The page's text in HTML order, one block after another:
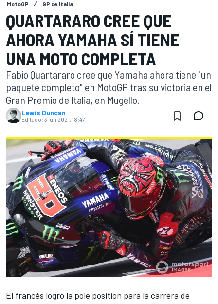
MotoGP GP de Italia
QUARTARARO CREE QUE
AHORA YAMAHA SÍ TIENE
UNA MOTO COMPLETA
Fabio Quartararo cree que Yamaha ahora tiene "un
paquete completo" en MotoGP tras su victoria en el
Gran Premio de Italia, en Mugello.
Lewis Duncan
Editado: 3 jun 2021, 18:47
El francés logró la pole position para la carrera de